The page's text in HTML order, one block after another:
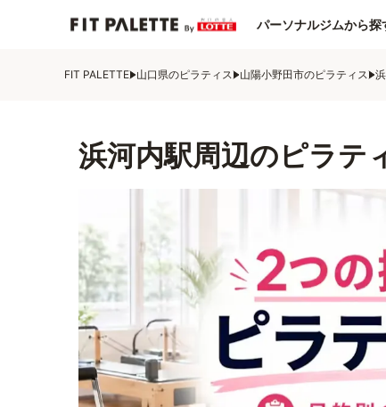
パーソナルジムから探
FIT PALETTE 山口県のピラティス 山陽小野田市のピラティス
浜河内駅周辺のピラテ